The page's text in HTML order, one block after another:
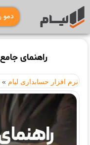
دمو
راهنمای
نرم افزار حسابداری لیام »